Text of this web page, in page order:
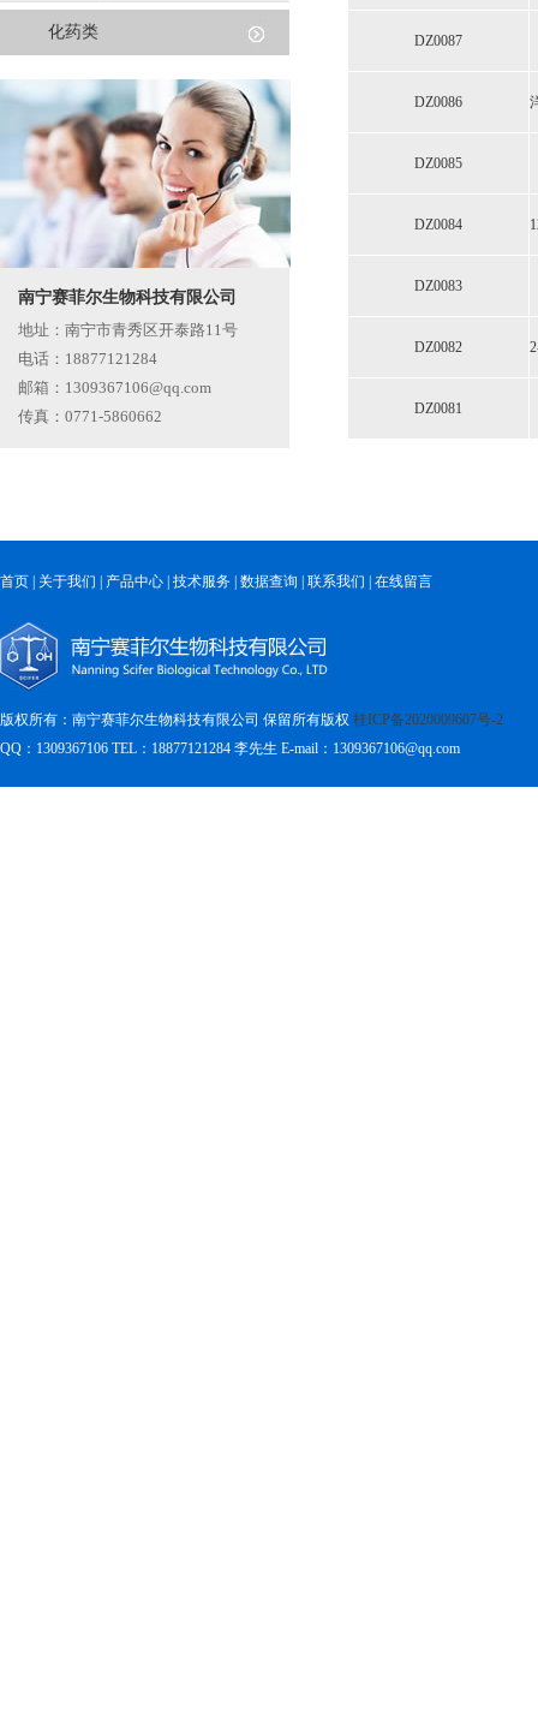
化药类
南宁赛菲尔生物科技有限公司
地址：南宁市青秀区开泰路11号
电话：18877121284
邮箱：1309367106@qq.com
传真：0771-5860662
DZ0087
DZ0086
DZ0085
DZ0084
DZ0083
DZ0082
DZ0081
首页 关于我们 产品中心 技术服务 数据查询 联系我们 在线留言
版权所有：南宁赛菲尔生物科技有限公司 保留所有版权 桂ICP备2020009607号-2
QQ：1309367106 TEL：18877121284 李先生 E-mail：1309367106@qq.com